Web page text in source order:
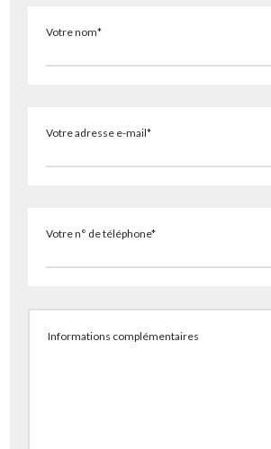
Votre nom*
Votre adresse e-mail*
Votre n° de téléphone*
Informations complémentaires